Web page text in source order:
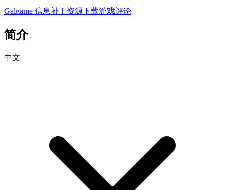
Galgame 信息补丁资源下载游戏评论
简介
中文